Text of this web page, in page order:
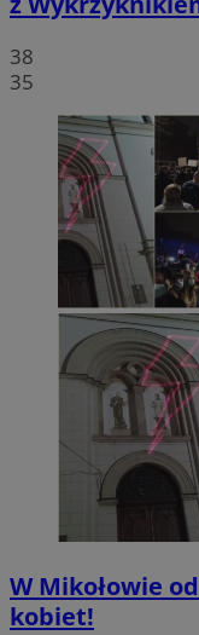
38
35
W Mikołowie
kobiet!